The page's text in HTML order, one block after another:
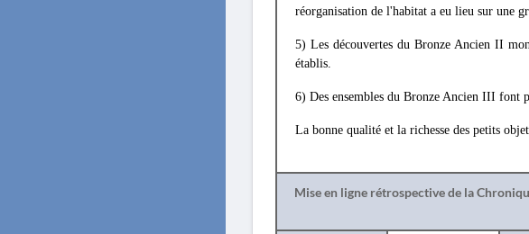
réorganisation de l'habitat a eu lieu sur une
5) Les découvertes du Bronze Ancien II
établis.
6) Des ensembles du Bronze Ancien III font
La bonne qualité et la richesse des petits
Mise en ligne rétrospective de la